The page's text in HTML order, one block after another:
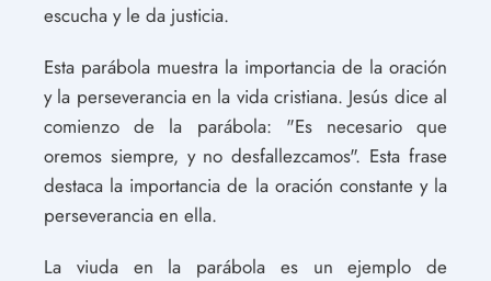
escucha y le da justicia.
Esta parábola muestra la importancia de la oración
y la perseverancia en la vida cristiana. Jesús dice al
comienzo de la parábola: "Es necesario que
oremos siempre, y no desfallezcamos". Esta frase
destaca la importancia de la oración constante y la
perseverancia en ella.
La viuda en la parábola es un ejemplo de